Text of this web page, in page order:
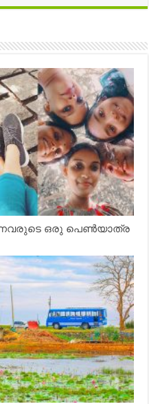
ഒരു പെൺയാത്ര